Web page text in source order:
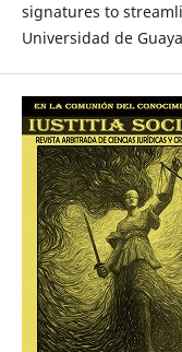
signatures to
Universidad de